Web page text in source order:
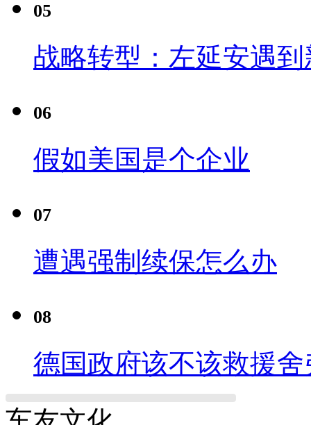
05
战略转型：左延安遇
06
假如美国是个企业
07
遭遇强制续保怎么办
08
德国政府该不该救援舍